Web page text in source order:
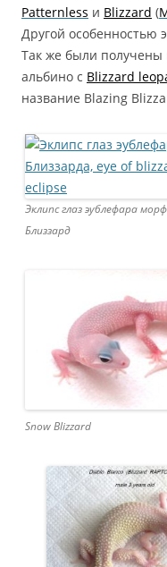
Patternless и Blizzard (
Другой особенностью
Так же были получены
альбино с Blizzard
название Blazing
Эклипс глаз эублефара
Близзард
Snow Blizzard